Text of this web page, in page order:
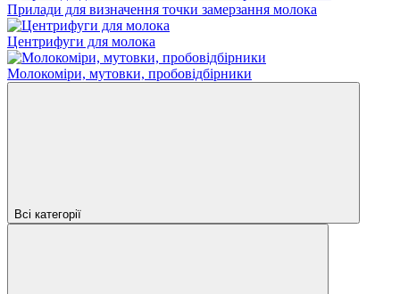
Прилади для визначення точки замерзання молока
Центрифуги для молока
Молокоміри, мутовки, пробовідбірники
Всі категорії